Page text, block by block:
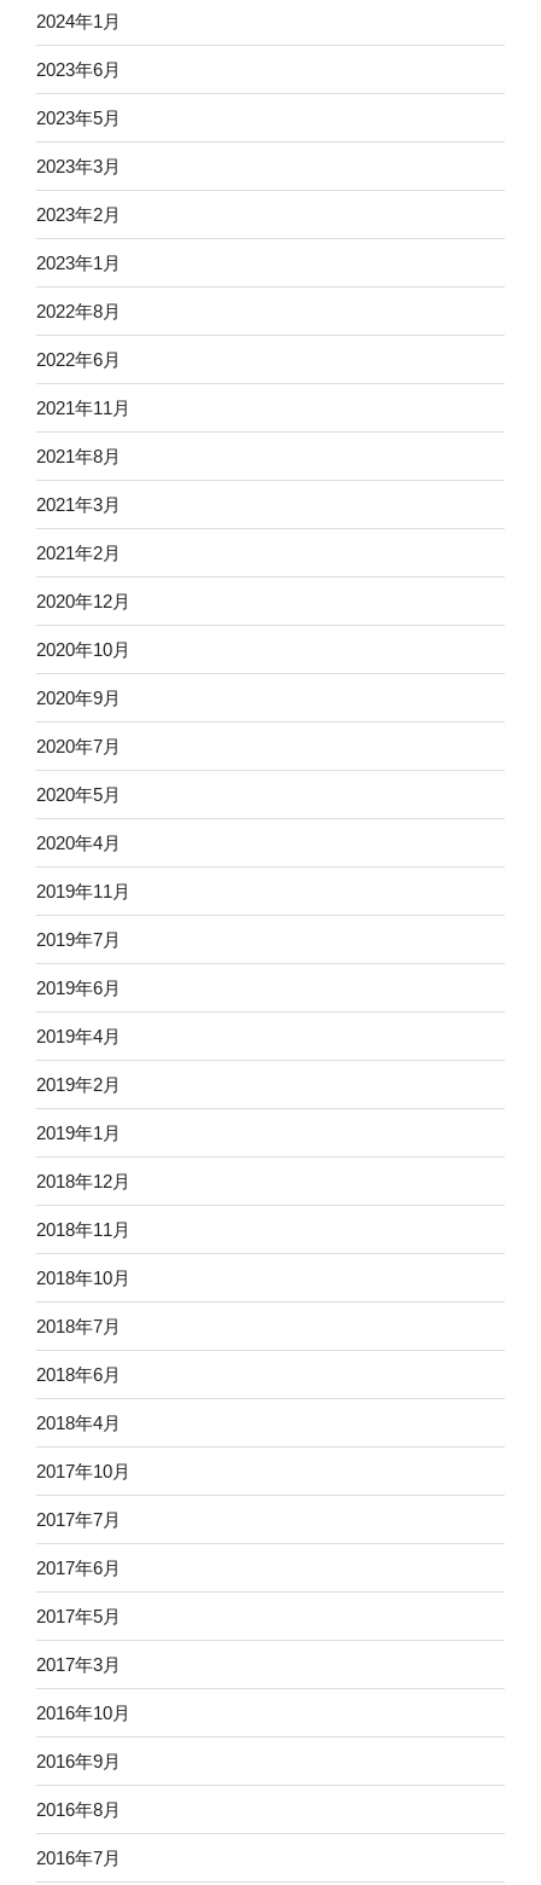
2024年1月
2023年6月
2023年5月
2023年3月
2023年2月
2023年1月
2022年8月
2022年6月
2021年11月
2021年8月
2021年3月
2021年2月
2020年12月
2020年10月
2020年9月
2020年7月
2020年5月
2020年4月
2019年11月
2019年7月
2019年6月
2019年4月
2019年2月
2019年1月
2018年12月
2018年11月
2018年10月
2018年7月
2018年6月
2018年4月
2017年10月
2017年7月
2017年6月
2017年5月
2017年3月
2016年10月
2016年9月
2016年8月
2016年7月